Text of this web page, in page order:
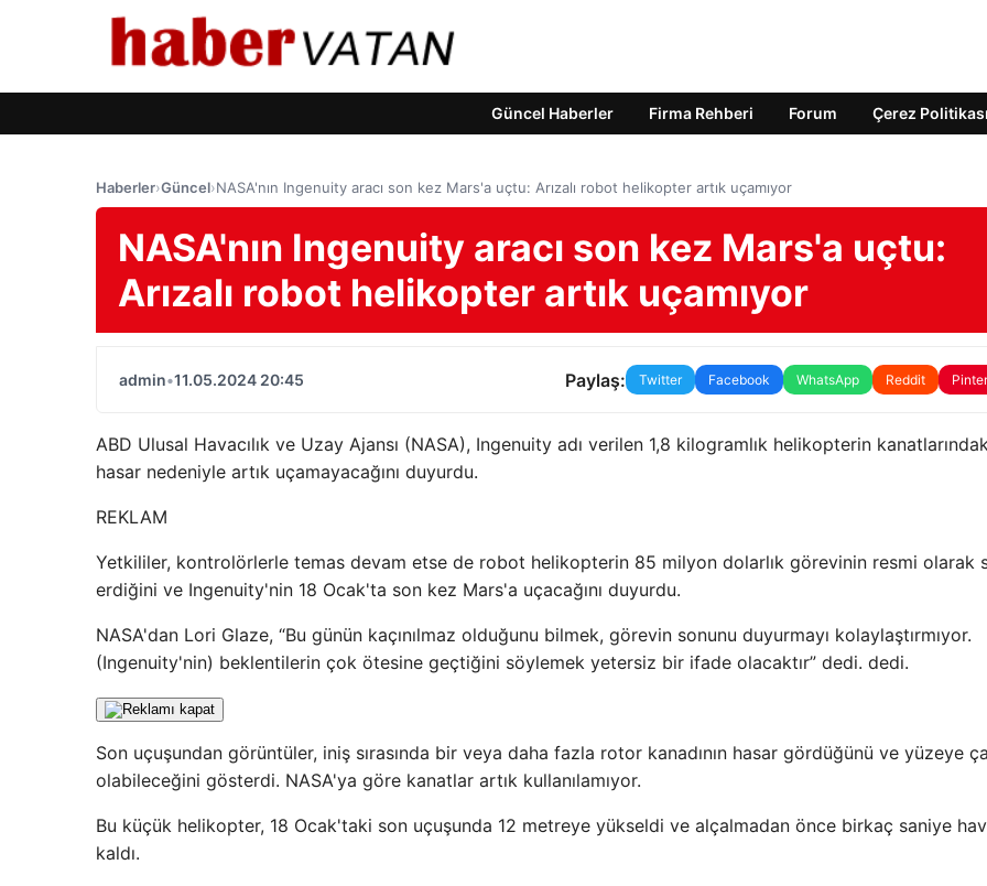
Güncel Haberler Firma Rehberi Forum Çerez Politikası
Haberler›Güncel›NASA'nın Ingenuity aracı son kez Mars'a uçtu: Arızalı robot helikopter artık uçamıyor
NASA'nın Ingenuity aracı son kez Mars'a uçtu:
Arızalı robot helikopter artık uçamıyor
admin•11.05.2024 20:45 Paylaş: Twitter Facebook WhatsApp Reddit
ABD Ulusal Havacılık ve Uzay Ajansı (NASA), Ingenuity adı verilen 1,8 kilogramlık helikopterin
hasar nedeniyle artık uçamayacağını duyurdu.
REKLAM
Yetkililer, kontrolörlerle temas devam etse de robot helikopterin 85 milyon dolarlık görevinin resmi olarak
erdiğini ve Ingenuity'nin 18 Ocak'ta son kez Mars'a uçacağını duyurdu.
NASA'dan Lori Glaze, “Bu günün kaçınılmaz olduğunu bilmek, görevin sonunu duyurmayı kolaylaştırmıyor.
(Ingenuity'nin) beklentilerin çok ötesine geçtiğini söylemek yetersiz bir ifade olacaktır” dedi. dedi.
Son uçuşundan görüntüler, iniş sırasında bir veya daha fazla rotor kanadının hasar gördüğünü ve yüzeye
olabileceğini gösterdi. NASA'ya göre kanatlar artık kullanılamıyor.
Bu küçük helikopter, 18 Ocak'taki son uçuşunda 12 metreye yükseldi ve alçalmadan önce birkaç saniye
kaldı.